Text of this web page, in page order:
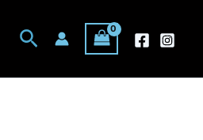
Rechercher